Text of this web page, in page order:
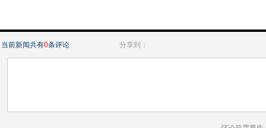
当前新闻共有0条评论 分享到：